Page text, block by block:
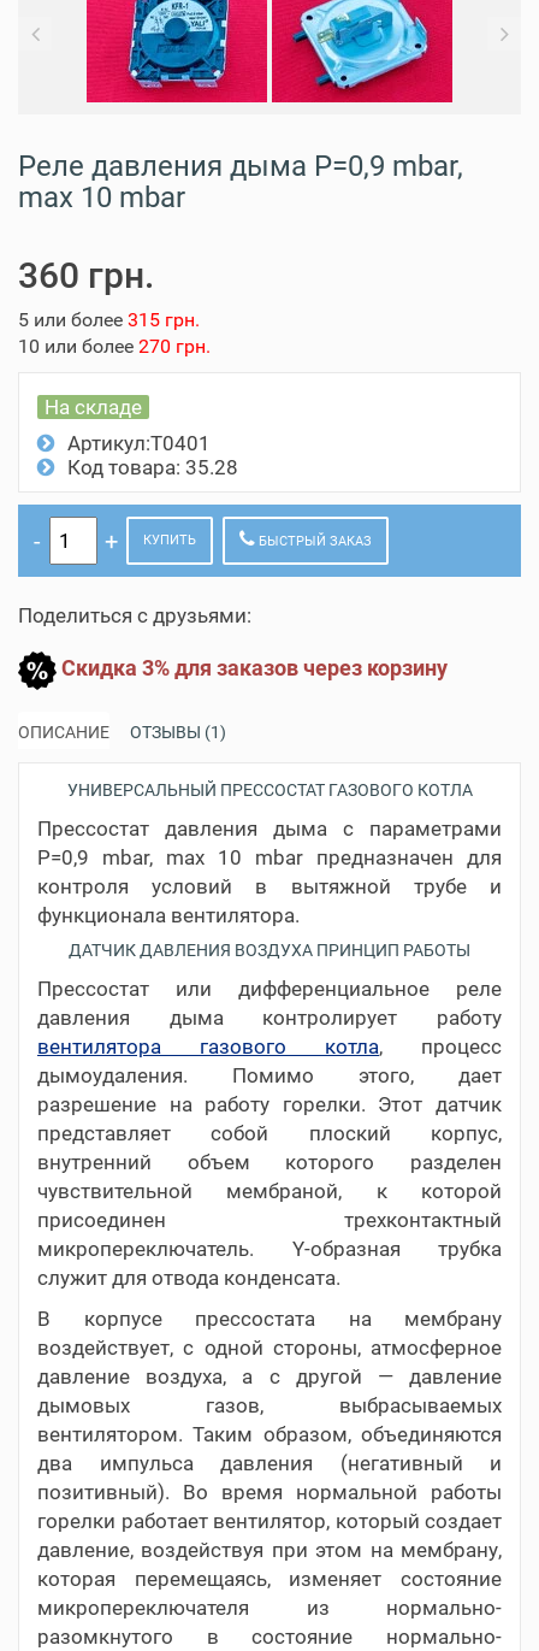
Previous
Реле давления дыма Р=0,9 mbar,
max 10 mbar
360 грн.
5 или более 315 грн.
10 или более 270 грн.
На складе
Артикул:Т0401
Код товара: 35.28
КУПИТЬ БЫСТРЫЙ ЗАКАЗ
Поделиться с друзьями:
Скидка 3% для заказов через корзину
ОПИСАНИЕ ОТЗЫВЫ (1)
УНИВЕРСАЛЬНЫЙ ПРЕССОСТАТ ГАЗОВОГО КОТЛА
Прессостат давления дыма с параметрами
Р=0,9 mbar, max 10 mbar предназначен для
контроля условий в вытяжной трубе и
функционала вентилятора.
ДАТЧИК ДАВЛЕНИЯ ВОЗДУХА ПРИНЦИП РАБОТЫ
Прессостат или дифференциальное реле
давления дыма контролирует работу
вентилятора газового котла, процесс
дымоудаления. Помимо этого, дает
разрешение на работу горелки. Этот датчик
представляет собой плоский корпус,
внутренний объем которого разделен
чувствительной мембраной, к которой
присоединен трехконтактный
микропереключатель. Y-образная трубка
служит для отвода конденсата.
В корпусе прессостата на мембрану
воздействует, с одной стороны, атмосферное
давление воздуха, а с другой — давление
дымовых газов, выбрасываемых
вентилятором. Таким образом, объединяются
два импульса давления (негативный и
позитивный). Во время нормальной работы
горелки работает вентилятор, который создает
давление, воздействуя при этом на мембрану,
которая перемещаясь, изменяет состояние
микропереключателя из нормально-
разомкнутого в состояние нормально-